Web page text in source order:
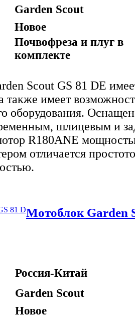
Garden Scout
Новое
Почвофреза и плуг в
комплекте
Scout GS 81 DE
также имеет
оборудования.
шлицевым и
R180ANE
отличается
Мотоблок Garden
Россия-Китай
Garden Scout
Новое